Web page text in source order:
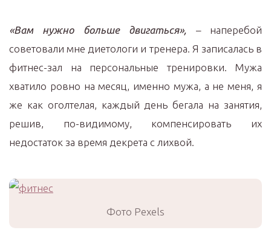
«Вам нужно больше двигаться», – наперебой
советовали мне диетологи и тренера. Я записалась в
фитнес-зал на персональные тренировки. Мужа
хватило ровно на месяц, именно мужа, а не меня, я
же как оголтелая, каждый день бегала на занятия,
решив, по-видимому, компенсировать их
недостаток за время декрета с лихвой.
Фото Pexels